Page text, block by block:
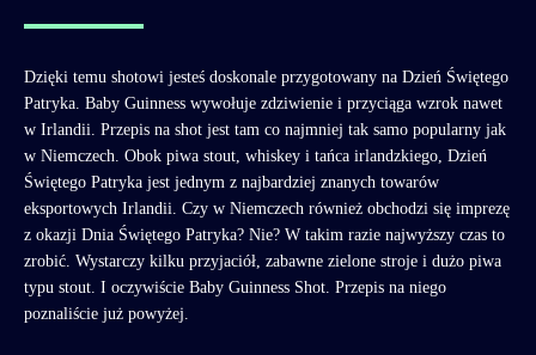
Dzięki temu shotowi jesteś doskonale przygotowany na Dzień Świętego
Patryka. Baby Guinness wywołuje zdziwienie i przyciąga wzrok nawet
w Irlandii. Przepis na shot jest tam co najmniej tak samo popularny jak
w Niemczech. Obok piwa stout, whiskey i tańca irlandzkiego, Dzień
Świętego Patryka jest jednym z najbardziej znanych towarów
eksportowych Irlandii. Czy w Niemczech również obchodzi się imprezę
z okazji Dnia Świętego Patryka? Nie? W takim razie najwyższy czas to
zrobić. Wystarczy kilku przyjaciół, zabawne zielone stroje i dużo piwa
typu stout. I oczywiście Baby Guinness Shot. Przepis na niego
poznaliście już powyżej.